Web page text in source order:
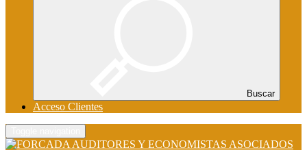
Buscar
Acceso Clientes